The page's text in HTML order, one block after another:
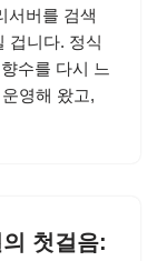
서버를 검색
겁니다. 정식
수를 다시 느
영해 왔고,
첫걸음: